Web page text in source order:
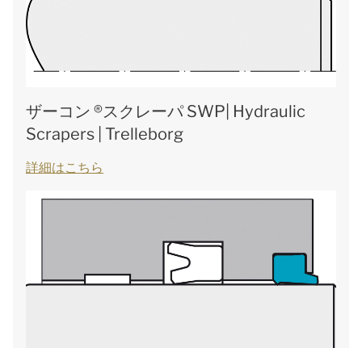
ザーコン ®スクレーパ SWP| Hydraulic
Scrapers | Trelleborg
詳細はこちら